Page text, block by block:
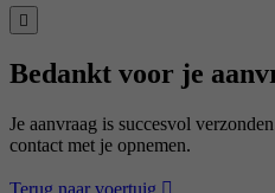
Bedankt voor je
Je aanvraag is succesvol
contact met je opnemen.
Terug naar voertuig